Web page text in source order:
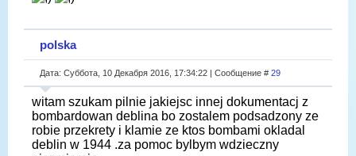
polska
Дата: Суббота, 10 Декабря 2016, 17:34:22 | Сообщение # 29
witam szukam pilnie jakiejsc innej dokumentacj z
bombardowan deblina bo zostalem podsadzony ze
robie przekrety i klamie ze ktos bombami okladal
deblin w 1944 .za pomoc bylbym wdzieczny